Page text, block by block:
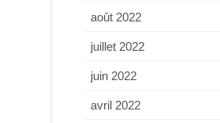
août 2022
juillet 2022
juin 2022
avril 2022